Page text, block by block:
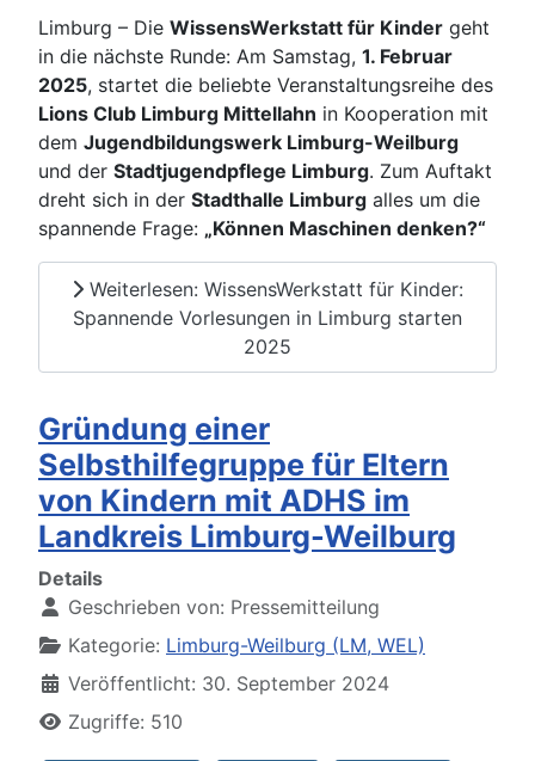
Limburg – Die WissensWerkstatt für Kinder geht
in die nächste Runde: Am Samstag, 1. Februar
2025, startet die beliebte Veranstaltungsreihe des
Lions Club Limburg Mittellahn in Kooperation mit
dem Jugendbildungswerk Limburg-Weilburg
und der Stadtjugendpflege Limburg. Zum Auftakt
dreht sich in der Stadthalle Limburg alles um die
spannende Frage: „Können Maschinen denken?“
Weiterlesen: WissensWerkstatt für Kinder:
Spannende Vorlesungen in Limburg starten
2025
Gründung einer
Selbsthilfegruppe für Eltern
von Kindern mit ADHS im
Landkreis Limburg-Weilburg
Details
Geschrieben von: Pressemitteilung
Kategorie: Limburg-Weilburg (LM, WEL)
Veröffentlicht: 30. September 2024
Zugriffe: 510